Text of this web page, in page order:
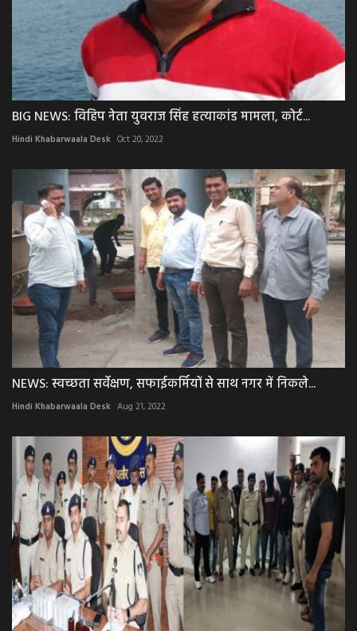
BIG NEWS: विहिप नेता युवराज सिंह हत्याकांड मामला, कोर्ट...
Hindi Khabarwaala Desk Oct 20, 2022
NEWS: स्वच्छता सर्वेक्षण, सफाईकर्मियों से साथ नगर में निकले...
Hindi Khabarwaala Desk Aug 21, 2022